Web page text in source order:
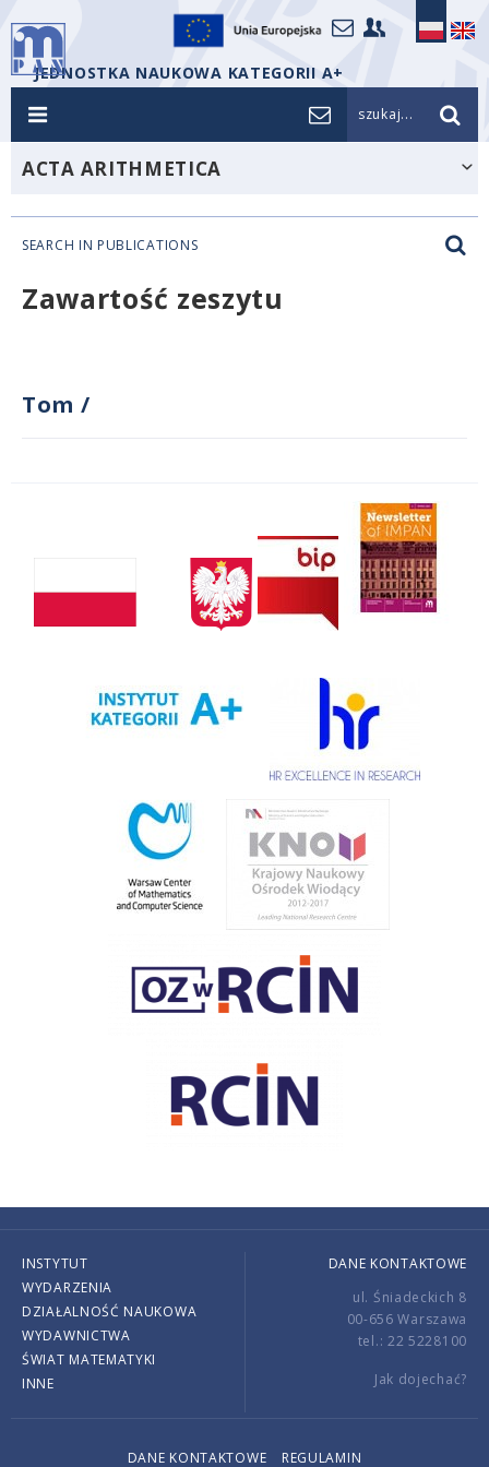
JEDNOSTKA NAUKOWA KATEGORII A+
szukaj...
ACTA ARITHMETICA
SEARCH IN PUBLICATIONS
Zawartość zeszytu
Tom /
INSTYTUT
WYDARZENIA
DZIAŁALNOŚĆ NAUKOWA
WYDAWNICTWA
ŚWIAT MATEMATYKI
INNE
DANE KONTAKTOWE
ul. Śniadeckich 8
00-656 Warszawa
tel.: 22 5228100
Jak dojechać?
DANE KONTAKTOWE REGULAMIN